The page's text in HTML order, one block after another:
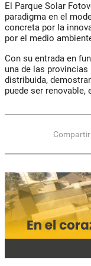
El Parque Solar
paradigma en el
concreta por la
por el medio
Con su entrada en
una de las
distribuida,
puede ser renovable,